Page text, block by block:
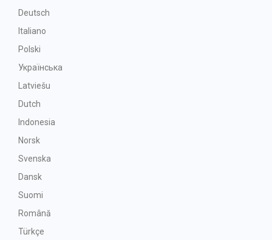
Deutsch
Italiano
Polski
Українська
Latviešu
Dutch
Indonesia
Norsk
Svenska
Dansk
Suomi
Română
Türkçe